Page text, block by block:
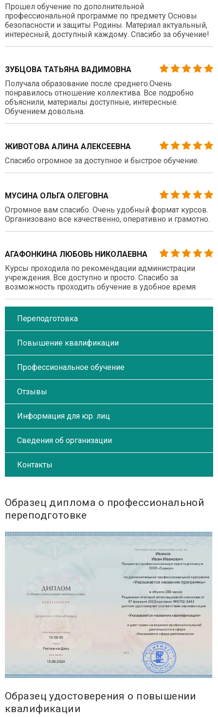
Прошел обучение по дополнительной
профессиональной программе по предмету Основы
безопасности и защиты Родины. Материал актуальный,
интересный, доступный каждому. Спасибо за обучение!
ЗУБЦОВА ТАТЬЯНА ВАДИМОВНА
Получала образование после среднего.Очень
понравилось отношение коллектива. Все подробно
объяснили, материалы доступные, интересные.
Обучением довольна.
ЖИВОТОВА АЛИНА АЛЕКСЕЕВНА
Спасибо огромное за доступное и быстрое обучение.
МУСИНА ОЛЬГА ОЛЕГОВНА
Огромное вам спасибо. Очень удобный формат курсов.
Организовано все качественно, оперативно и грамотно.
АГАФОНКИНА ЛЮБОВЬ НИКОЛАЕВНА
Курсы проходила по рекомендации администрации
учреждения. Все доступно и просто. Спасибо за
возможность проходить обучение в удобное время.
Переподготовка
Повышение квалификации
Профессиональное обучение
Отзывы
Информация для юр. лиц
Сведения об организации
Контакты
Образец диплома о профессиональной
переподготовке
Образец удостоверения о повышении
квалификации